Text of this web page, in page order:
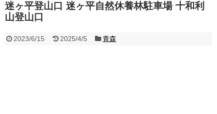
迷ヶ平登山口 迷ヶ平自然休養林駐車場 十和利
山登山口
2023/6/15 2025/4/5 青森